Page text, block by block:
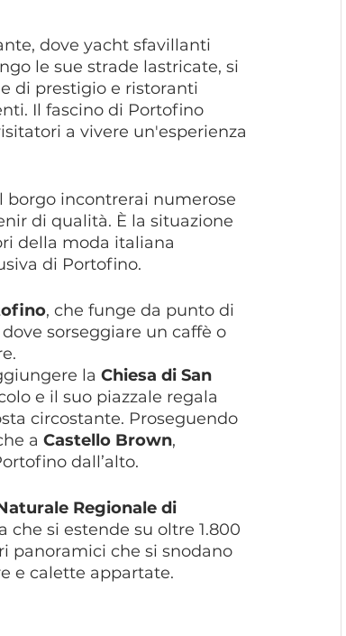
dove yacht sfavillanti
le sue strade lastricate, si
di prestigio e ristoranti
Il fascino di Portofino
a vivere un'esperienza
incontrerai numerose
di qualità. È la situazione
della moda italiana
di Portofino.
, che funge da punto di
sorseggiare un caffè o
la Chiesa di San
e il suo piazzale regala
circostante. Proseguendo
a Castello Brown,
dall’alto.
Regionale di
si estende su oltre 1.800
panoramici che si snodano
e calette appartate.